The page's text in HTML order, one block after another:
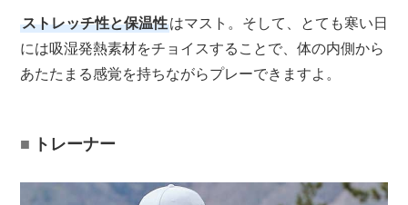
ストレッチ性と保温性はマスト。そして、とても寒い日
には吸湿発熱素材をチョイスすることで、体の内側から
あたたまる感覚を持ちながらプレーできますよ。
トレーナー